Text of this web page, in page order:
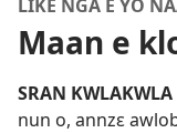
LIKE NGA É YÓ
Maan e
SRAN
nun o, annzɛ